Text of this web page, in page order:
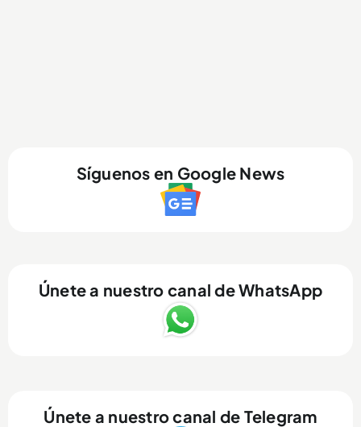
Síguenos en Google News
Únete a nuestro canal de WhatsApp
Únete a nuestro canal de Telegram